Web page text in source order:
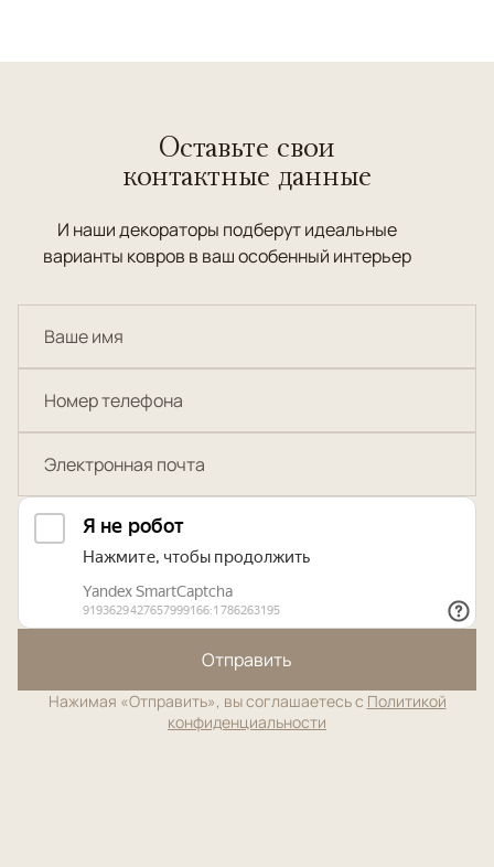
Оставьте свои
контактные данные
И наши декораторы подберут идеальные
варианты ковров в ваш особенный интерьер
Отправить
Нажимая «Отправить», вы соглашаетесь с Политикой
конфиденциальности